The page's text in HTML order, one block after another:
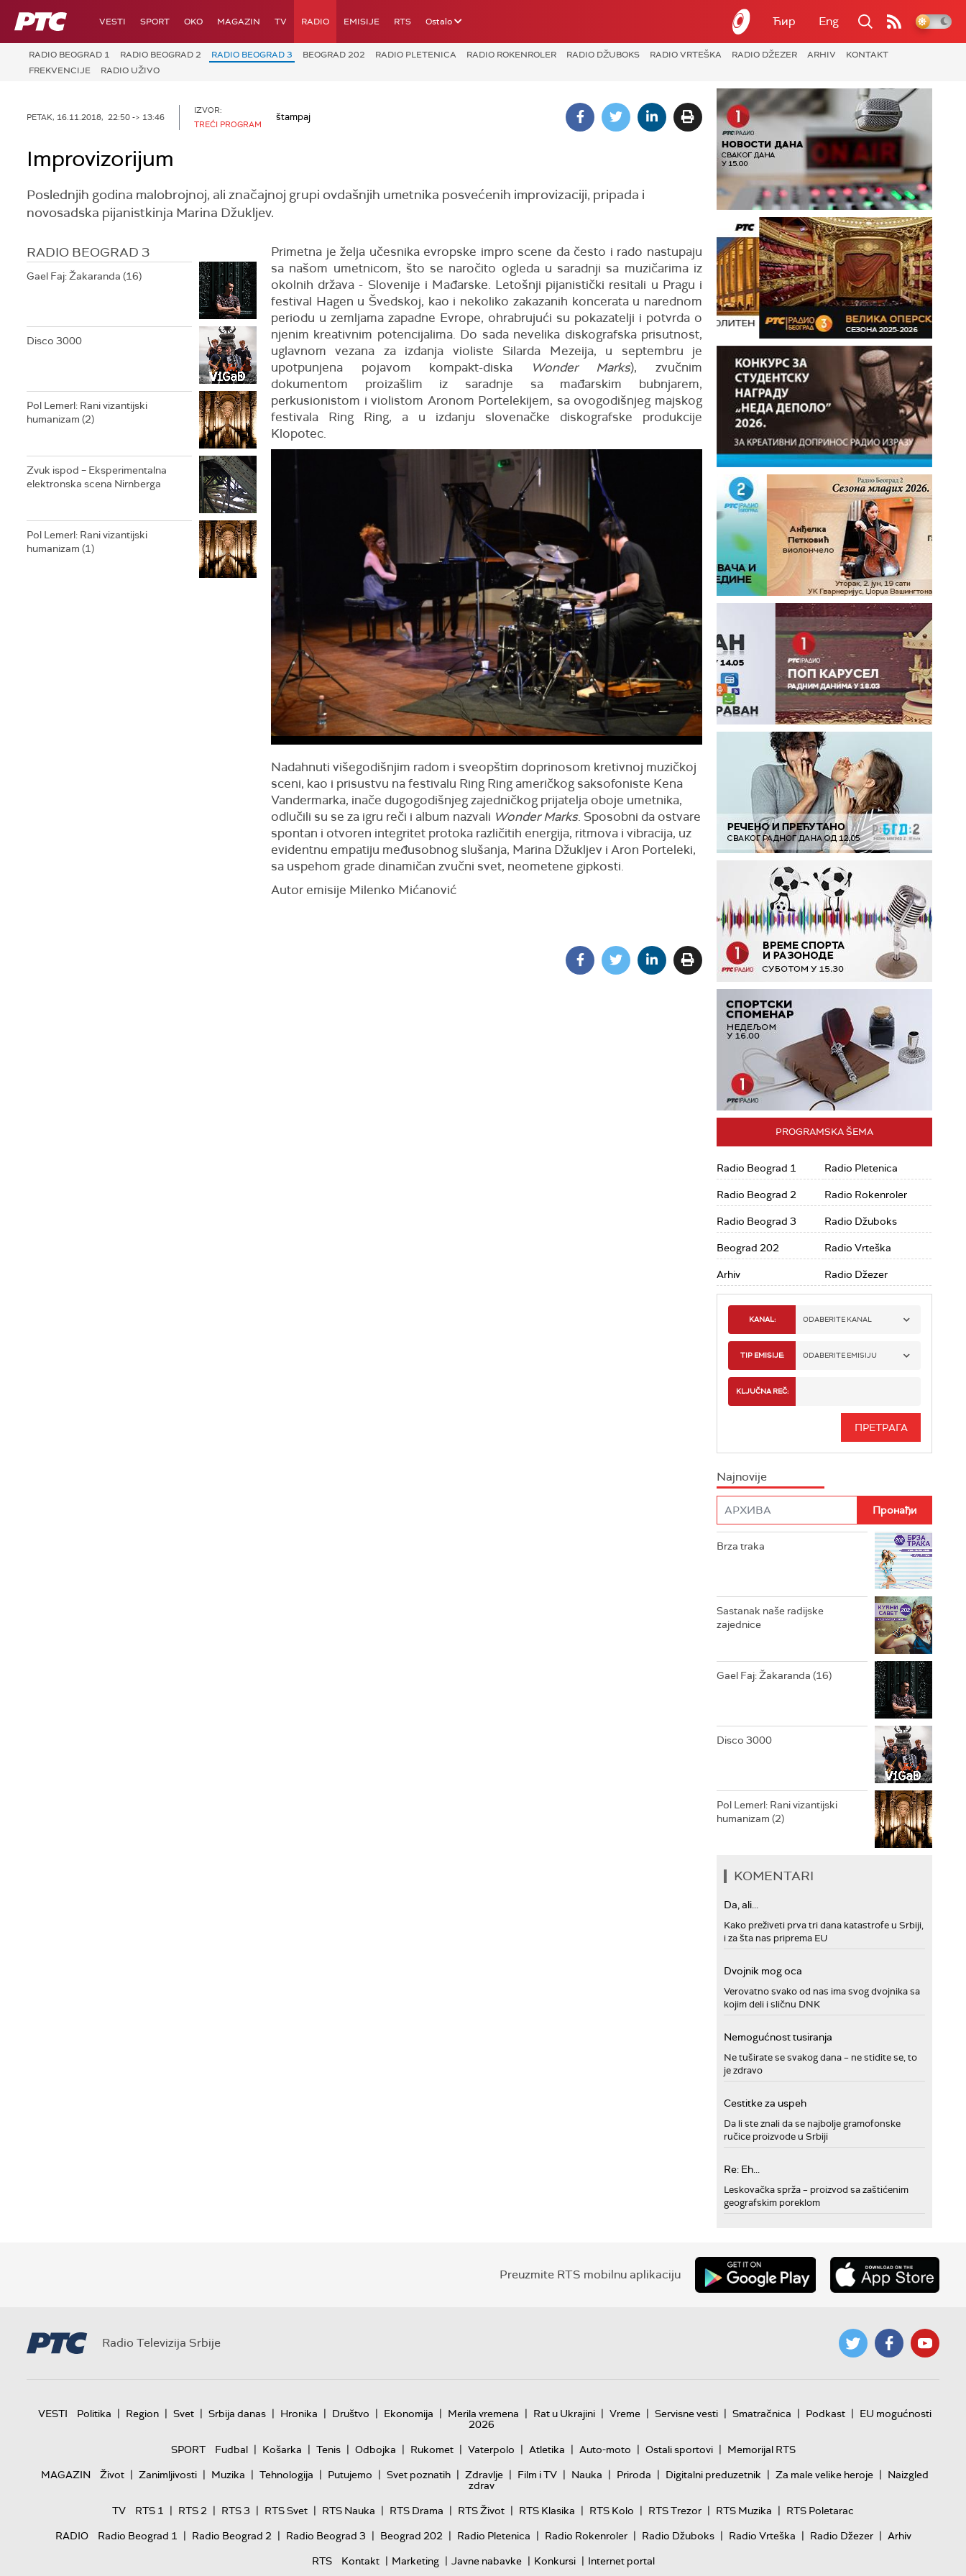
RTS VESTI SPORT OKO MAGAZIN TV RADIO EMISIJE RTS Ostalo Ћир Eng
RADIO BEOGRAD 1 RADIO BEOGRAD 2 RADIO BEOGRAD 3 BEOGRAD 202 RADIO PLETENICA RADIO ROKENROLER RADIO DŽUBOKS RADIO VRTEŠKA RADIO DŽEZER ARHIV
KONTAKT
FREKVENCIJE
RADIO UŽIVO
PETAK, 16.11.2018, 22:50 -> 13:46
IZVOR:
TREĆI PROGRAM
štampaj
Improvizorijum
Poslednjih godina malobrojnoj, ali značajnoj grupi ovdašnjih umetnika posvećenih improvizaciji, pripada i
novosadska pijanistkinja Marina Džukljev.
RADIO BEOGRAD 3
Gael Faj: Žakaranda (16)
Disco 3000
Pol Lemerl: Rani vizantijski
humanizam (2)
Zvuk ispod – Eksperimentalna
elektronska scena Nirnberga
Pol Lemerl: Rani vizantijski
humanizam (1)
Primetna je želja učesnika evropske impro scene da često i rado nastupaju
sa našom umetnicom, što se naročito ogleda u saradnji sa muzičarima iz
okolnih država - Slovenije i Mađarske. Letošnji pijanistički resitali u Pragu i
festival Hagen u Švedskoj, kao i nekoliko zakazanih koncerata u narednom
periodu u zemljama zapadne Evrope, ohrabrujući su pokazatelji i potvrda o
njenim kreativnim potencijalima. Do sada nevelika diskografska prisutnost,
uglavnom vezana za izdanja violiste Silarda Mezeija, u septembru je
upotpunjena pojavom kompakt-diska
Wonder Marks), zvučnim
dokumentom proizašlim iz saradnje sa mađarskim bubnjarem,
perkusionistom i violistom Aronom Portelekijem, sa ovogodišnjeg majskog
festivala Ring Ring, a u izdanju slovenačke diskografske produkcije
Klopotec.
Nadahnuti višegodišnjim radom i sveopštim doprinosom kretivnoj muzičkoj
sceni, kao i prisustvu na festivalu Ring Ring američkog saksofoniste Kena
Vandermarka, inače dugogodišnjeg zajedničkog prijatelja oboje umetnika,
odlučili su se za igru reči i album nazvali Wonder Marks. Sposobni da ostvare
spontan i otvoren integritet protoka različitih energija, ritmova i vibracija, uz
evidentnu empatiju međusobnog slušanja, Marina Džukljev i Aron Porteleki,
sa uspehom grade dinamičan zvučni svet, neometene gipkosti.
Autor emisije Milenko Mićanović
PROGRAMSKA ŠEMA
Radio Beograd 1
Radio Beograd 2
Radio Beograd 3
Beograd 202
Arhiv
Radio Pletenica
Radio Rokenroler
Radio Džuboks
Radio Vrteška
Radio Džezer
KANAL: ODABERITE KANAL
RADIO BEOGRAD 1
RADIO BEOGRAD 3
RADIO ROKENROLER
RADIO DŽUBOKS
RADIO VRTEŠKA
RADIO DŽEZER
TIP EMISIJE: ODABERITE EMISIJU
INFO
KLJUČNA REČ:
Najnovije
Brza traka
Sastanak naše radijske
zajednice
Gael Faj: Žakaranda (16)
Disco 3000
Pol Lemerl: Rani vizantijski
humanizam (2)
KOMENTARI
Da, ali...
Kako preživeti prva tri dana katastrofe u Srbiji,
i za šta nas priprema EU
Dvojnik mog oca
Verovatno svako od nas ima svog dvojnika sa
kojim deli i sličnu DNK
Nemogućnost tusiranja
Ne tuširate se svakog dana – ne stidite se, to
je zdravo
Cestitke za uspeh
Da li ste znali da se najbolje gramofonske
ručice proizvode u Srbiji
Re: Eh...
Leskovačka sprža – proizvod sa zaštićenim
geografskim poreklom
Preuzmite RTS mobilnu aplikaciju
Radio Televizija Srbije
VESTI Politika | Region | Svet | Srbija danas | Hronika | Društvo | Ekonomija | Merila vremena | Rat u Ukrajini | Vreme | Servisne vesti | Smatračnica | Podkast | EU mogućnosti
2026
SPORT
Fudbal | Košarka | Tenis | Odbojka | Rukomet | Vaterpolo | Atletika | Auto-moto | Ostali sportovi | Memorijal RTS
MAGAZIN
Život | Zanimljivosti | Muzika | Tehnologija | Putujemo | Svet poznatih | Zdravlje | Film i TV | Nauka | Priroda | Digitalni preduzetnik | Za male velike heroje | Naizgled
zdrav
TV
RTS 1 | RTS 2 | RTS 3 | RTS Svet | RTS Nauka | RTS Drama | RTS Život | RTS Klasika | RTS Kolo | RTS Trezor | RTS Muzika | RTS Poletarac
RADIO
Radio Beograd 1 | Radio Beograd 2 | Radio Beograd 3 | Beograd 202 | Radio Pletenica | Radio Rokenroler | Radio Džuboks | Radio Vrteška | Radio Džezer | Arhiv
RTS
Kontakt | Marketing | Javne nabavke | Konkursi | Internet portal